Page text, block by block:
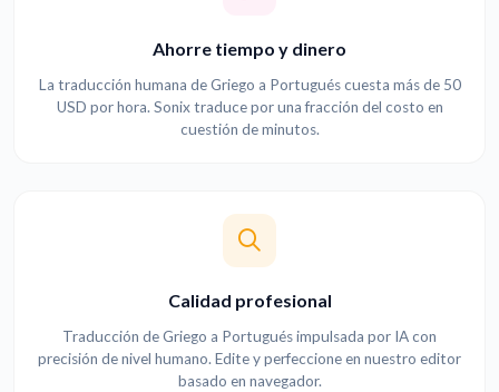
Ahorre tiempo y dinero
La traducción humana de Griego a Portugués cuesta más de 50
USD por hora. Sonix traduce por una fracción del costo en
cuestión de minutos.
Calidad profesional
Traducción de Griego a Portugués impulsada por IA con
precisión de nivel humano. Edite y perfeccione en nuestro editor
basado en navegador.